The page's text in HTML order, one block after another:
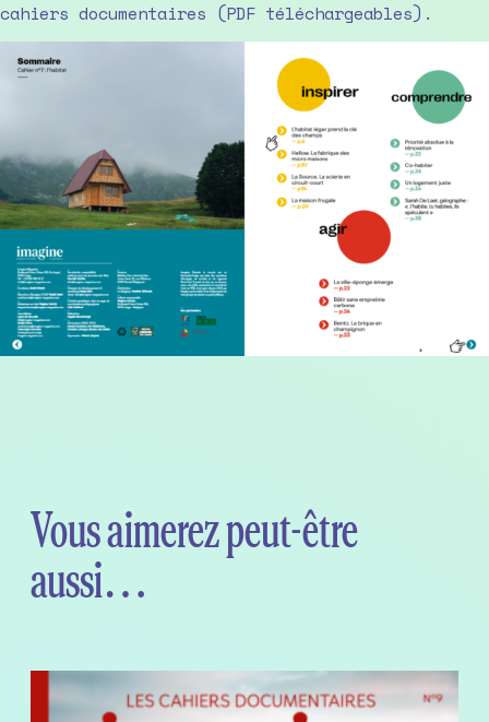
cahiers documentaires (PDF téléchargeables).
Vous aimerez peut-être
aussi…